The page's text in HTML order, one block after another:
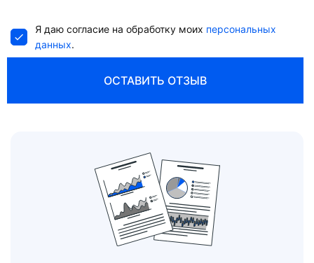
Я даю согласие на обработку моих персональных
данных.
ОСТАВИТЬ ОТЗЫВ